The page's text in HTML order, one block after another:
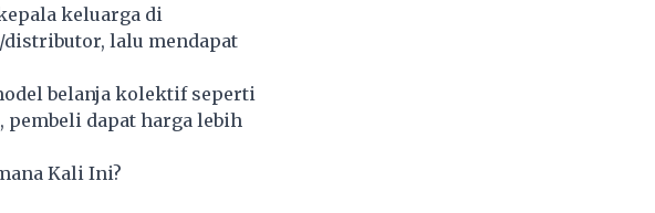
keluarga di
lalu mendapat
belanja kolektif seperti
dapat harga lebih
Kali Ini?